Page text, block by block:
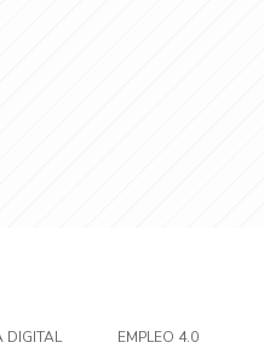
DIGITAL EMPLEO 4.0